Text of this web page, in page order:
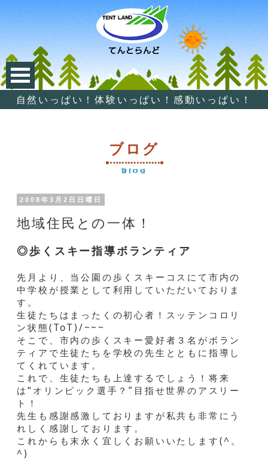
自然いっぱい！体験いっぱい！感動いっぱい！
ブログ
Blog
2008年3月2日日曜日
地域住民との一体！
◎歩くスキー指導ボランティア
先月より、当公園の歩くスキーコスにて市内の
中学校が授業として利用していただいておりま
す。
生徒たちはまったくの初心者！スッテンコロリ
ン状態(ToT)/~~~
そこで、市内の歩くスキー愛好者３名がボラン
ティアで生徒たちを学校の先生とともに指導し
てくれています。
これで、生徒たちも上達するでしょう！将来
は“オリンピック選手？”目指せ世界のアスリー
ト！
先生も感謝感激しておりますが私共も非常にう
れしく感謝しております。
これからも末永く宜しくお願いいたします(^。
^)